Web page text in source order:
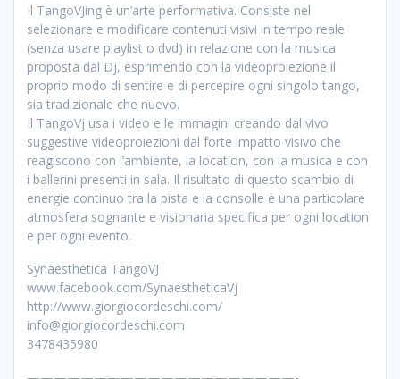
Il TangoVJing è un’arte performativa. Consiste nel
selezionare e modificare contenuti visivi in tempo reale
(senza usare playlist o dvd) in relazione con la musica
proposta dal Dj, esprimendo con la videoproiezione il
proprio modo di sentire e di percepire ogni singolo tango,
sia tradizionale che nuevo.
Il TangoVj usa i video e le immagini creando dal vivo
suggestive videoproiezioni dal forte impatto visivo che
reagiscono con l’ambiente, la location, con la musica e con
i ballerini presenti in sala. Il risultato di questo scambio di
energie continuo tra la pista e la consolle è una particolare
atmosfera sognante e visionaria specifica per ogni location
e per ogni evento.
Synaesthetica TangoVJ
www.facebook.com/SynaestheticaVj
http://www.giorgiocordeschi.com/
info@giorgiocordeschi.com
3478435980